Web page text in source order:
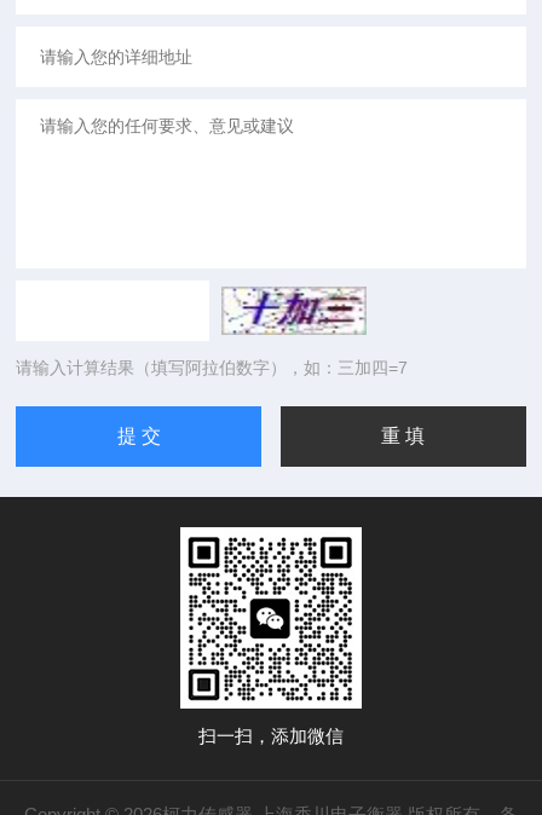
请输入计算结果（填写阿拉伯数字），如：三加四=7
扫一扫，添加微信